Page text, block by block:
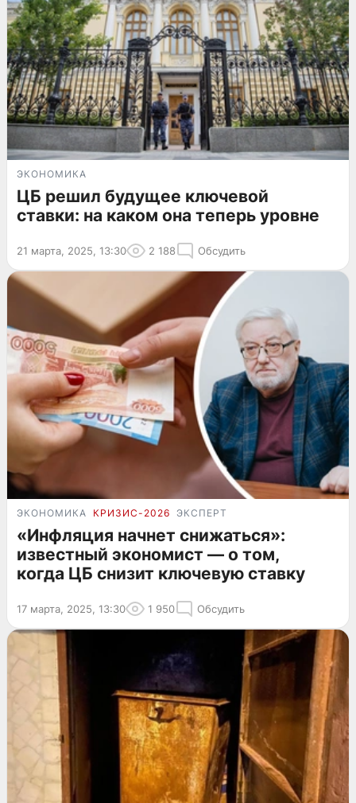
ЭКОНОМИКА
ЦБ решил будущее ключевой
ставки: на каком она теперь уровне
21 марта, 2025, 13:30 2 188 Обсудить
ЭКОНОМИКА КРИЗИС-2026 ЭКСПЕРТ
«Инфляция начнет снижаться»:
известный экономист — о том,
когда ЦБ снизит ключевую ставку
17 марта, 2025, 13:30 1 950 Обсудить